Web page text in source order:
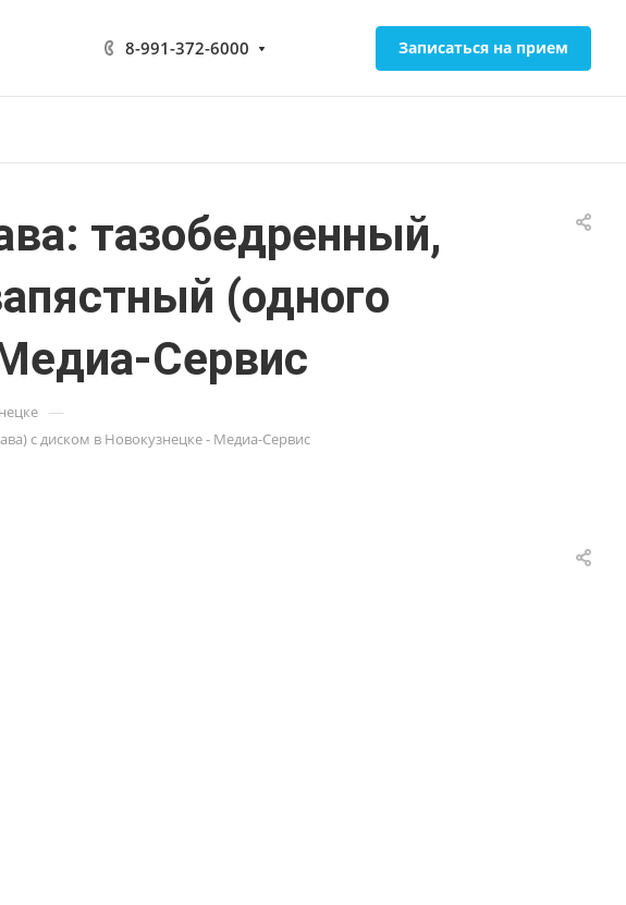
8-991-372-6000 Записаться на прием
тазобедренный,
(одного
Сервис
—
с диском в Новокузнецке - Медиа-Сервис